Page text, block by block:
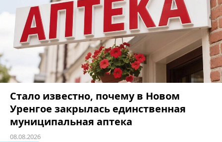
Стало известно, почему в Новом
Уренгое закрылась единственная
муниципальная аптека
08.08.2026